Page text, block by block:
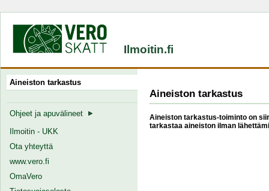
Ilmoitin.fi
Aineiston tarkastus
Ohjeet ja apuvälineet
Ilmoitin - UKK
Ota yhteyttä
www.vero.fi
OmaVero
Aineiston tarkastus
Aineiston tarkastus-toiminto on
tarkastaa aineiston ilman